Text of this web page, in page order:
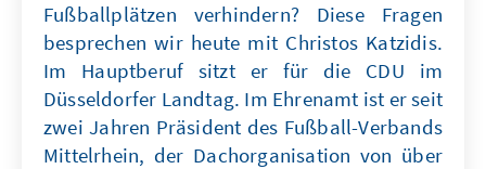
Fußballplätzen verhindern? Diese Fragen
besprechen wir heute mit Christos Katzidis.
Im Hauptberuf sitzt er für die CDU im
Düsseldorfer Landtag. Im Ehrenamt ist er seit
zwei Jahren Präsident des Fußball-Verbands
Mittelrhein, der Dachorganisation von über